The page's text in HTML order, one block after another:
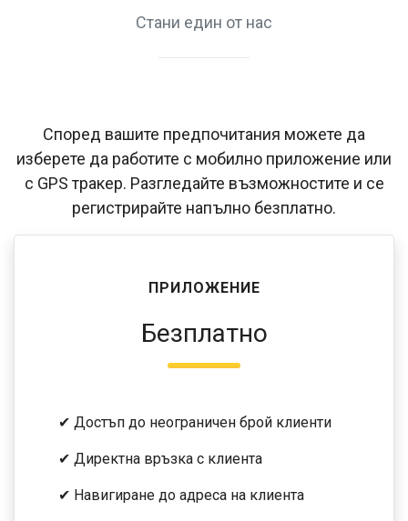
Стани един от нас
Според вашите предпочитания можете да
изберете да работите с мобилно приложение или
с GPS тракер. Разгледайте възможностите и се
регистрирайте напълно безплатно.
ПРИЛОЖЕНИЕ
Безплатно
✔ Достъп до неограничен брой клиенти
✔ Директна връзка с клиента
✔ Навигиране до адреса на клиента